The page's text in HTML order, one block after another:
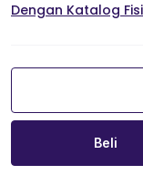
Dengan Katalog
Beli